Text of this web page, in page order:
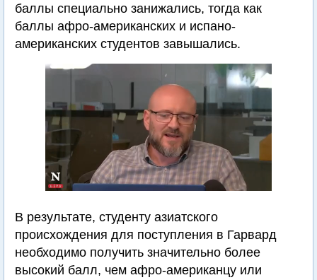
баллы специально занижались, тогда как
баллы афро-американских и испано-
американских студентов завышались.
В результате, студенту азиатского
происхождения для поступления в Гарвард
необходимо получить значительно более
высокий балл, чем афро-американцу или